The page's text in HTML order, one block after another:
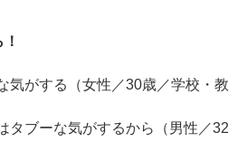
気がする（女性／30歳／学校・教
タブーな気がするから（男性／32